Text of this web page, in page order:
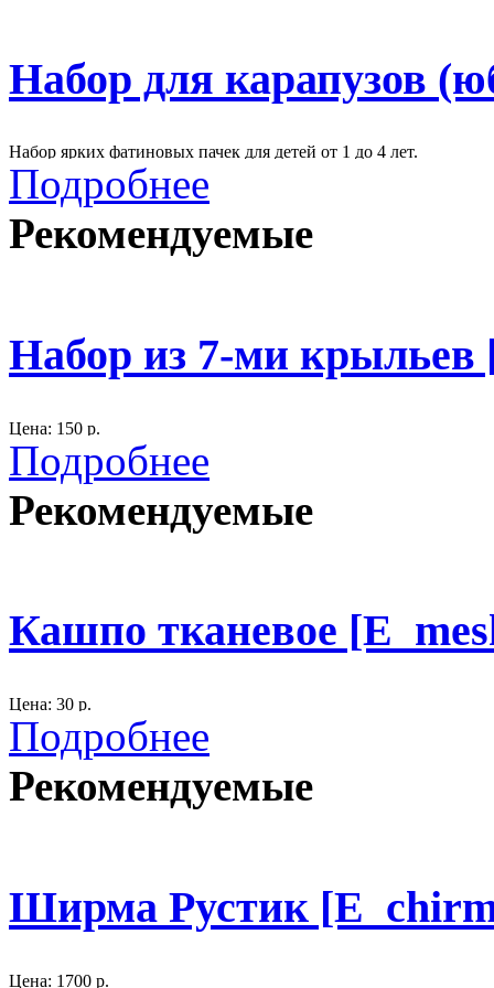
Набор для карапузов
Набор ярких фатиновых пачек для детей от 1 до 4 лет.
Цена: 200 р.
Рекомендован для фотосессий детей от 1 до 4 лет.
Подробнее
Рекомендуемые
Набор из 7-ми крыльев
Цена: 150 р.
В наборе 7 крыльев, снабжены резинкой, одеваются на спину.
Рекомендованы для фотосессий
Подробнее
Рекомендуемые
Кашпо тканевое
Цена: 30 р.
Размер: высота 19 см., D - 15 см.
материал: мешковина, белое кружево.
Подробнее
Рекомендуемые
Ширма Рустик
Цена: 1700 р.